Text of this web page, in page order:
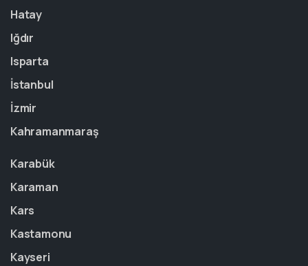
Hatay
Iğdır
Isparta
İstanbul
İzmir
Kahramanmaraş
Karabük
Karaman
Kars
Kastamonu
Kayseri